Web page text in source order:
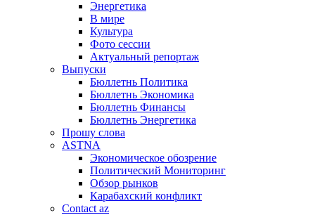
Энергетика
В мире
Культура
Фото сессии
Актуальный репортаж
Выпуски
Бюллетнь Политика
Бюллетнь Экономика
Бюллетнь Финансы
Бюллетнь Энергетика
Прошу слова
ASTNA
Экономическое обозрение
Политический Мониторинг
Обзор рынков
Карабахский конфликт
Contact az